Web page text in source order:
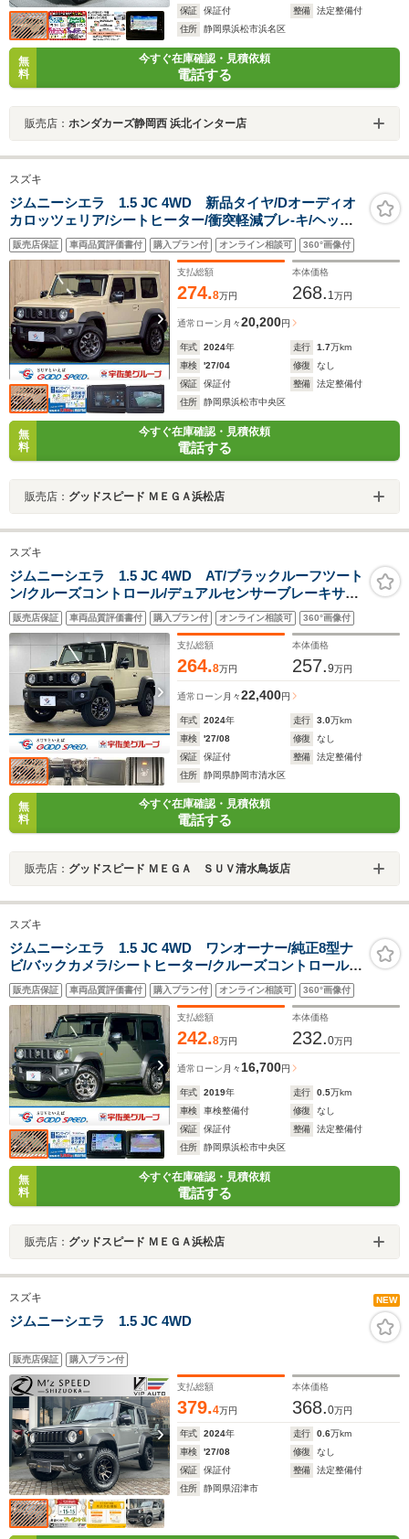
保証
保証付 整備
法定整備付
住所
静岡県浜松市浜名区
無
料
今すぐ在庫確認・見積依頼
電話する
販売店： ホンダカーズ静岡西 浜北インター店
スズキ
ジムニーシエラ 1.5 JC 4WD 新品タイヤ/Dオーディオ
カロッツェリア/シートヒーター/衝突軽減ブレ-キ/ヘッド
ライトウォッシャー/バックカメラ/クルコン/LEDヘッ
ド/ETC/セーフティーサポート/プッシュスタート/スマー
販売店保証 車両品質評価書付 購入プラン付 オンライン相談可 360°画像付
支払総額
274.8万円
本体価格
268. 1 万円
通常ローン 月々20,200円
年式 2024年 走行 1.7万km
車検
'27/04 修復
なし
保証
保証付 整備
法定整備付
住所
静岡県浜松市中央区
無
料
今すぐ在庫確認・見積依頼
電話する
販売店： グッドスピード ＭＥＧＡ浜松店
スズキ
ジムニーシエラ 1.5 JC 4WD AT/ブラックルーフツート
ン/クルーズコントロール/デュアルセンサーブレーキサポ
ート/車線逸脱警報/ハイビームアシスト/シートヒータ
ー/LEDヘッドライト/アイドリングストップ/シートカバ
ー/オートエアコン/スマート
販売店保証 車両品質評価書付 購入プラン付 オンライン相談可 360°画像付
支払総額
264.8万円
本体価格
257.9万円
通常ローン 月々22,400円
年式 2024年 走行 3.0万km
車検
'27/08 修復
なし
保証
保証付 整備
法定整備付
住所
静岡県静岡市清水区
無
料
今すぐ在庫確認・見積依頼
電話する
販売店： グッドスピード ＭＥＧＡ ＳＵＶ清水鳥坂店
スズキ
ジムニーシエラ 1.5 JC 4WD ワンオーナー/純正8型ナ
ビ/バックカメラ/シートヒーター/クルーズコントロール/
衝突軽減ブレーキ/レーン逸脱警告/スマートキ
ー/ETC/LEDヘッド/オートエアコン/オートライト
販売店保証 車両品質評価書付 購入プラン付 オンライン相談可 360°画像付
支払総額
242.8万円
本体価格
232.0万円
通常ローン 月々16,700円
年式 2019年 走行 0.5万km
車検
車検整備付 修復
なし
保証
保証付 整備
法定整備付
住所
静岡県浜松市中央区
無
料
今すぐ在庫確認・見積依頼
電話する
販売店： グッドスピード ＭＥＧＡ浜松店
スズキ NEW
ジムニーシエラ 1.5 JC 4WD
販売店保証 購入プラン付
支払総額
379.4万円
本体価格
368.0万円
年式 2024年 走行 0.6万km
車検
'27/08 修復
なし
保証
保証付 整備
法定整備付
住所
静岡県沼津市